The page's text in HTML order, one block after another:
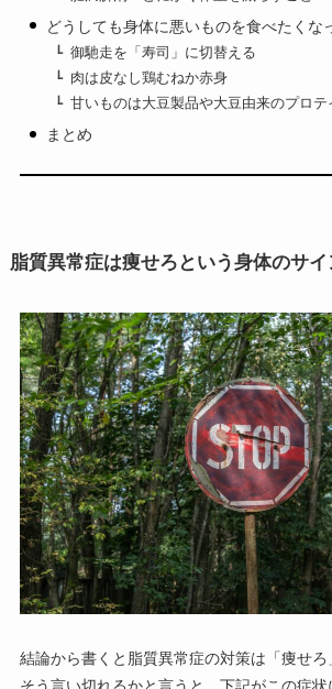
どうしても身体に悪いものを食べたくな
御馳走を「寿司」に切替える
肉は皮なし鶏むねか赤身
甘いものは大豆製品や大豆由来のプロテ
まとめ
脂質異常症は痩せろという身体のサイ
結論から書くと脂質異常症の対策は「痩せ